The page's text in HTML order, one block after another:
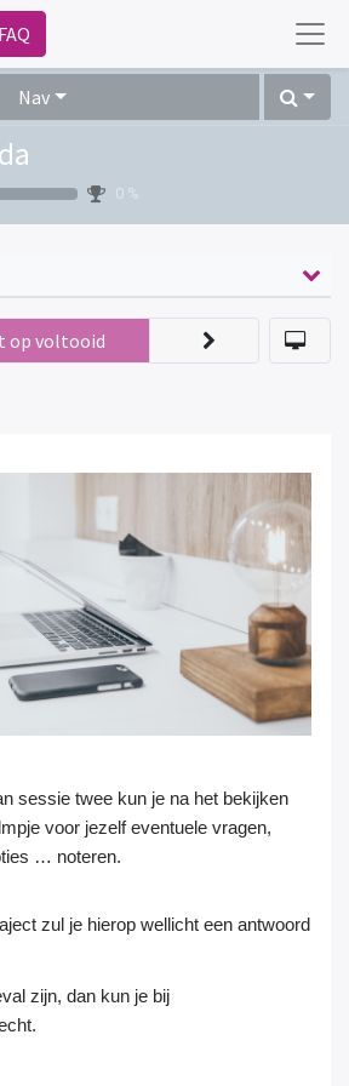
FAQ
Nav
0 %
op voltooid
sessie twee kun je na het bekijken
voor jezelf eventuele vragen,
… noteren.
zul je hierop wellicht een antwoord
zijn, dan kun je bij